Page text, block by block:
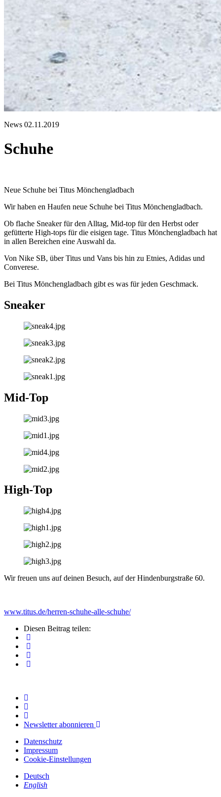
News 02.11.2019
Schuhe
Neue Schuhe bei Titus Mönchengladbach
Wir haben en Haufen neue Schuhe bei Titus Mönchengladbach.
Ob flache Sneaker für den Alltag, Mid-top für den Herbst oder
gefütterte High-tops für die eisigen tage. Titus Mönchengladbach hat
in allen Bereichen eine Auswahl da.
Von Nike SB, über Titus und Vans bis hin zu Etnies, Adidas und
Converese.
Bei Titus Mönchengladbach gibt es was für jeden Geschmack.
Sneaker
Mid-Top
High-Top
Wir freuen uns auf deinen Besuch, auf der Hindenburgstraße 60.
www.titus.de/herren-schuhe-alle-schuhe/
Diesen Beitrag teilen:
Newsletter abonnieren
Datenschutz
Impressum
Cookie-Einstellungen
Deutsch
English